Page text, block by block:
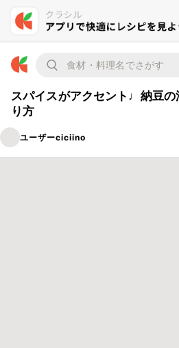
スパイスがアクセント♩納豆の
り方
ユーザーciciino